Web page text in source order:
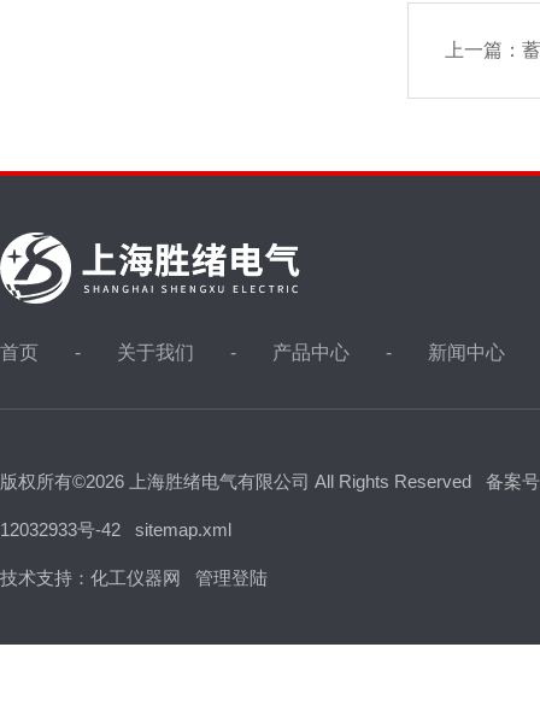
上一篇：
首页 关于我们 产品中心 新闻中心
版权所有©2026 上海胜绪电气有限公司 All Rights Reserved 备案
12032933号-42 sitemap.xml
技术支持： 化工仪器网 管理登陆